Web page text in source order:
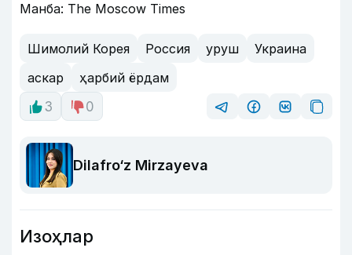
Манба: The Moscow Times
Шимолий Корея Россия уруш
Украина
аскар
ҳарбий ёрдам
3
0
Dilafro‘z Mirzayeva
Изоҳлар